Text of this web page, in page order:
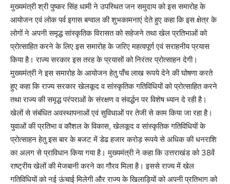
मुख्यमंत्री श्री पुष्कर सिंह धामी ने उपस्थित जन समुदाय को इस समारोह के
आयोजन एवं लोक पर्व इगास बग्वाल की शुभकामनाएं देते हुए कहा कि इस क्षेत्र के
लोगों ने अपनी समृद्ध सांस्कृतिक विरासत को सहेजने तथा खेल प्रतिभाओं को
प्रोत्साहित करने के लिए इस समारोह के जरिए महत्वपूर्ण एवं सराहनीय प्रयास
किया है। राज्य सरकार इस तरह के प्रयासों को निरंतर प्रोत्साहन देगी।
मुख्यमंत्री ने इस समारोह के आयोजन हेतु पॉंच लाख रूपये देने की घोषणा करते
हुए कहा कि राज्य सरकार खेलकूद व सांस्कृतिक गतिविधियों को प्रोत्साहित करने
तथा राज्य की समृद्ध परंपराओं के संरक्षण व संवर्द्धन पर विशेष ध्यान दे रही है।
खेलों से संबंधित अवस्थापनाओं एवं सुविधाओं पर तेजी से काम किया जा रहा है।
युवाओं की प्रतिभा व कौशल के विकास, खेलकूद व सांस्कृतिक गतिविधियों के
प्रोत्साहन हेतु इस बार के बजट में डेढ हजार करोड़ रूपये से अधिक की धनराशि
का अलग से प्राविधान किया गया है। मुख्यमंत्री ने कहा कि उत्तराखंड को 38वें
राष्ट्रीय खेलों की मेजबानी करने का गौरव मिला है। इससे राज्य में खेल
गतिविधियों को नई ऊंचाई मिलेगी और राज्य के खिलाड़ियों को अपनी प्रतिभाग को